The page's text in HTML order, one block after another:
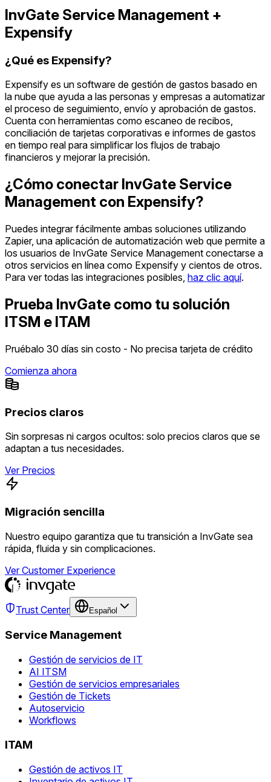
InvGate Service Management +
Expensify
¿Qué es Expensify?
Expensify es un software de gestión de gastos basado en
la nube que ayuda a las personas y empresas a automatizar
el proceso de seguimiento, envío y aprobación de gastos.
Cuenta con herramientas como escaneo de recibos,
conciliación de tarjetas corporativas e informes de gastos
en tiempo real para simplificar los flujos de trabajo
financieros y mejorar la precisión.
¿Cómo conectar InvGate Service
Management con Expensify?
Puedes integrar fácilmente ambas soluciones utilizando
Zapier, una aplicación de automatización web que permite a
los usuarios de InvGate Service Management conectarse a
otros servicios en línea como Expensify y cientos de otros.
Para ver todas las integraciones posibles, haz clic aquí.
Prueba InvGate como tu solución
ITSM e ITAM
Pruébalo 30 días sin costo - No precisa tarjeta de crédito
Comienza ahora
Precios claros
Sin sorpresas ni cargos ocultos: solo precios claros que se
adaptan a tus necesidades.
Ver Precios
Migración sencilla
Nuestro equipo garantiza que tu transición a InvGate sea
rápida, fluida y sin complicaciones.
Ver Customer Experience
Trust Center Español
Service Management
Gestión de servicios de IT
AI ITSM
Gestión de servicios empresariales
Gestión de Tickets
Autoservicio
Workflows
ITAM
Gestión de activos IT